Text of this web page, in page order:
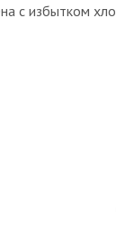
с избытком